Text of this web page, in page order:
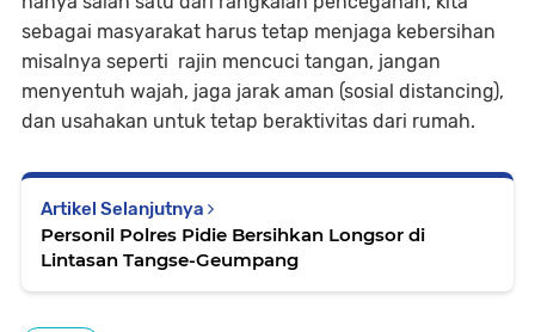
sebagai masyarakat harus tetap menjaga kebersihan
misalnya seperti rajin mencuci tangan, jangan
menyentuh wajah, jaga jarak aman (sosial distancing),
dan usahakan untuk tetap beraktivitas dari rumah.
Artikel Selanjutnya
Personil Polres Pidie Bersihkan Longsor di
Lintasan Tangse-Geumpang